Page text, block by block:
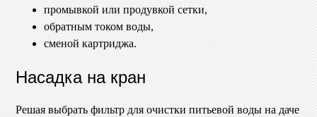
промывкой или продувкой сетки,
обратным током воды,
сменой картриджа.
Насадка на кран
Решая выбрать фильтр для очистки питьевой воды на даче